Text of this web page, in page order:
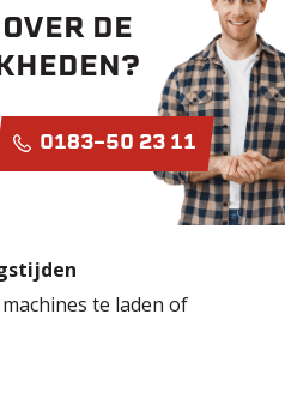
DE
0183-50 23 11
te laden of